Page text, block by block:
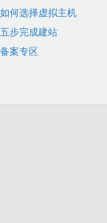
如何选择虚拟主机
五步完成建站
备案专区